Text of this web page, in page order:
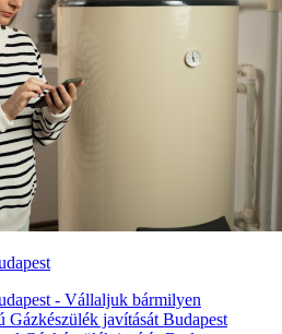
- Vállaljuk bármilyen
Gázkészülék javítását Budapest